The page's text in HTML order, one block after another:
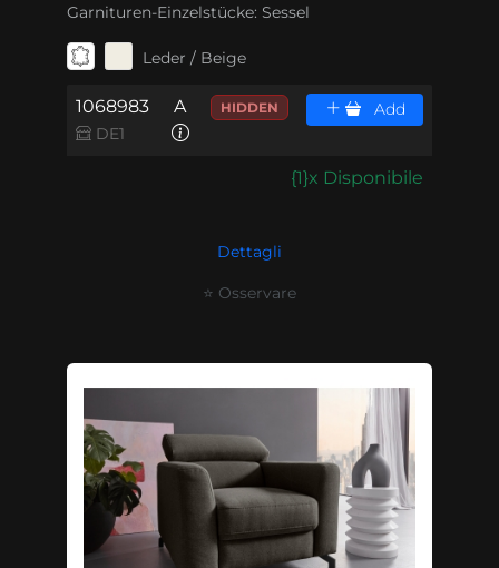
Garnituren-Einzelstücke: Sessel
Leder / Beige
1068983
DE1
A HIDDEN Add
{1}x Disponibile
Dettagli
⭐ Osservare